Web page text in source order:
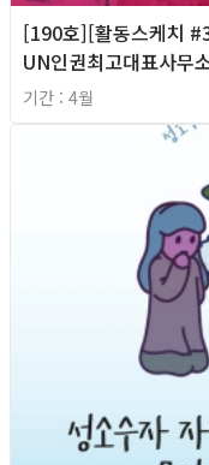
[190호][활동스케치
UN인권최고대표사무
기간 : 4월